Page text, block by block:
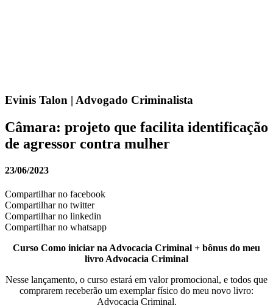
Evinis Talon | Advogado Criminalista
Câmara: projeto que facilita identificação
de agressor contra mulher
23/06/2023
Compartilhar no facebook
Compartilhar no twitter
Compartilhar no linkedin
Compartilhar no whatsapp
Curso Como iniciar na Advocacia Criminal + bônus do meu
livro Advocacia Criminal
Nesse lançamento, o curso estará em valor promocional, e todos que
comprarem receberão um exemplar físico do meu novo livro:
Advocacia Criminal.